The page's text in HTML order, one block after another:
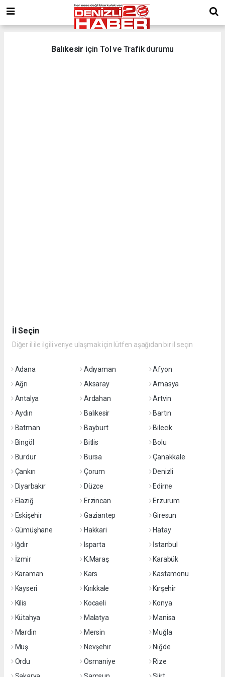
Balıkesir için Tol ve Trafik durumu
İl Seçin
Diğer il ile ilgili veriye ulaşmak için lütfen aşağıdan bir il seçin
Adana Adıyaman
Afyon
Ağrı
Aksaray
Amasya
Antalya
Ardahan
Artvin
Aydın
Balıkesir
Bartın
Batman
Bayburt
Bilecik
Bingöl
Bitlis
Bolu
Burdur
Bursa
Çanakkale
Çankırı
Çorum
Denizli
Diyarbakır
Düzce
Edirne
Elazığ
Erzincan
Erzurum
Eskişehir
Gaziantep
Giresun
Gümüşhane
Hakkari
Hatay
Iğdır
Isparta
İstanbul
İzmir
K.Maraş
Karabük
Karaman
Kars
Kastamonu
Kayseri
Kırıkkale
Kırşehir
Kilis
Kocaeli
Konya
Kütahya
Malatya
Manisa
Mardin
Mersin
Muğla
Muş
Nevşehir
Niğde
Ordu
Osmaniye
Rize